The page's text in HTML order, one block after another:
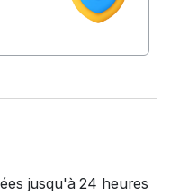
jusqu'à 24 heures